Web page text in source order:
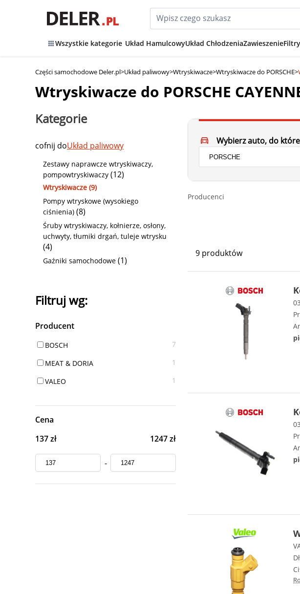
Wszystkie kategorie Układ HamulcowyUkład ChłodzeniaZawieszenieFiltry
Części samochodowe Deler.pl>Układ paliwowy>Wtryskiwacze>Wtryskiwacze do PORSCHE>
Wtryskiwacze do PORSCHE
Kategorie
cofnij doUkład paliwowy
Zestawy naprawcze wtryskiwaczy,
pompowtryskiwaczy (12)
Wtryskiwacze (9)
Pompy wtryskowe (wysokiego
ciśnienia) (8)
Śruby wtryskiwaczy, kołnierze, osłony,
uchwyty, tłumiki drgań, tuleje wtrysku
(4)
Gaźniki samochodowe (1)
Filtruj wg:
Producent
BOSCH 7
MEAT & DORIA 1
VALEO 1
Cena
137 zł
1247 zł
-
Wybierz auto, do
Producenci
9 produktów